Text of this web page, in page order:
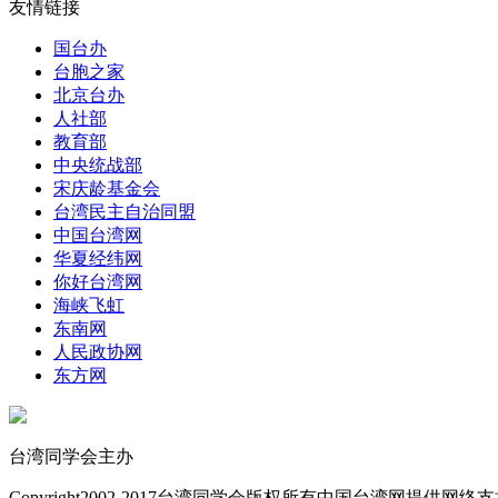
友情链接
国台办
台胞之家
北京台办
人社部
教育部
中央统战部
宋庆龄基金会
台湾民主自治同盟
中国台湾网
华夏经纬网
你好台湾网
海峡飞虹
东南网
人民政协网
东方网
台湾同学会主办